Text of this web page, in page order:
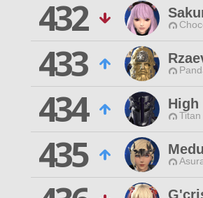
432
433
434 High
435